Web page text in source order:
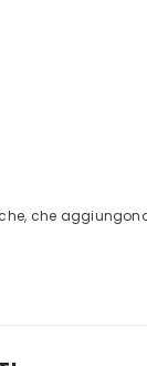
che